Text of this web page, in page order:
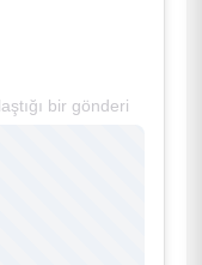
bir gönderi